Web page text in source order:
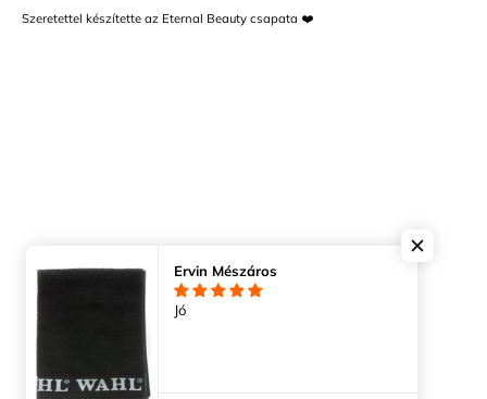
Szeretettel készítette az Eternal Beauty csapata ❤️
Árukereső.hu
Ervin Mészáros
Jó